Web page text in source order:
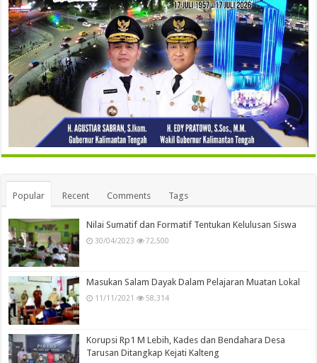
Popular Recent Comments Tags
Nilai Sumatif dan Formatif Tentukan Kelulusan Siswa
30/04/2023 72,500
Masukan Salam Dayak Dalam Pelajaran Muatan Lokal
11/11/2021 58,314
Korupsi Rp1 M Lebih, Kades dan Bendahara Desa
Tarusan Ditangkap Kejati Kalteng